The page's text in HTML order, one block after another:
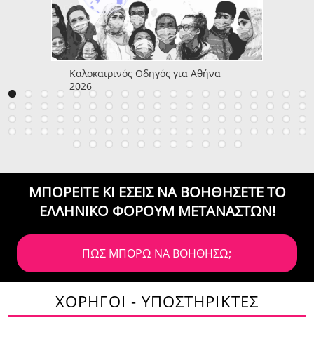
Καλοκαιρινός Οδηγός για Αθήνα
2026
ΜΠΟΡΕΙΤΕ ΚΙ ΕΣΕΙΣ ΝΑ ΒΟΗΘΗΣΕΤΕΤΟ
ΕΛΛΗΝΙΚΟ ΦΟΡΟΥΜ ΜΕΤΑΝΑΣΤΩΝ!
ΠΩΣ ΜΠΟΡΩ ΝΑ ΒΟΗΘΗΣΩ;
ΧΟΡΗΓΟΙ - ΥΠΟΣΤΗΡΙΚΤΕΣ